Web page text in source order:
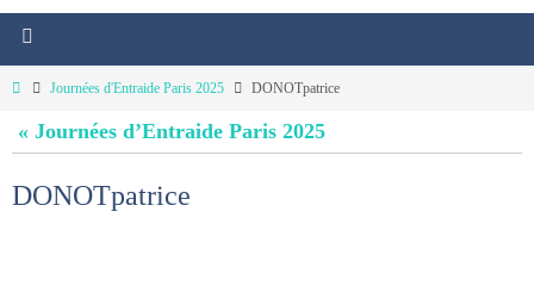
HomeJournées d'Entraide Paris 2025 DONOTpatrice
« Journées d’Entraide Paris 2025
DONOTpatrice